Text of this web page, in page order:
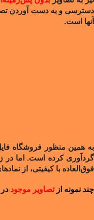
دسترسی و به دست آوردن
آنها است.
به همین منظور فروشگاه
گردآوری کرده است. اما
فوق‌العاده با کیفیتی، از
چند نمونه ازتصاویر موجود